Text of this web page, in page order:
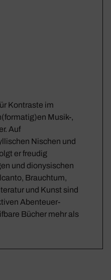
Kontraste im
Musik-,
Auf
Nischen und
er freudig
und dionysischen
Brauchtum,
und Kunst sind
Abenteuer-
Bücher mehr als